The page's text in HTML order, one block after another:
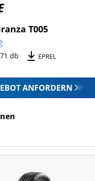
T005
71 db EPREL
ANFORDERN